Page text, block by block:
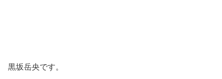
黒坂岳央です。